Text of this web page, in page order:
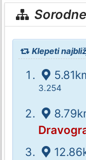
Klepeti
3.254